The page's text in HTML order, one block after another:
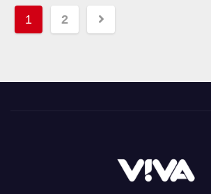
Paginación
entradas
1 2